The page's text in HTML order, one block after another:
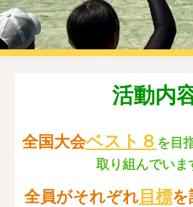
活動内
全国大会ベスト８ を目
取り組んでいま
全員がそれぞれ目標を